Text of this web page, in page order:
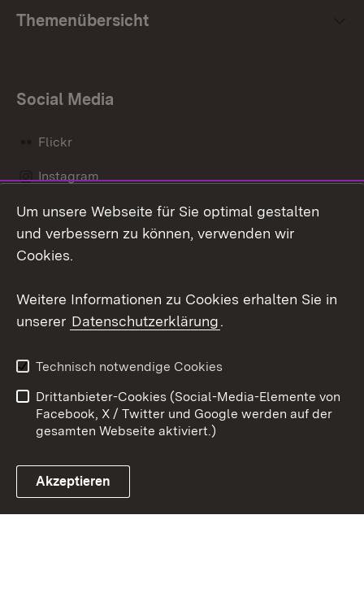
Themenübersicht
Social Media
Flickr
Instagram
Social Wall
Link zum Landesportal
Barrierefreiheit
Benutzungshinweise
Impressum
Cookies
Um unsere Webseite für Sie optimal gestalten
und verbessern zu können, verwenden wir
Cookies.
Weitere Informationen zu Cookies erhalten Sie in
unserer Datenschutzerklärung.
Technisch notwendige Cookies
Drittanbieter-Cookies (Social-Media-Elemente von
Facebook, X / Twitter und Google werden auf der
gesamten Webseite aktiviert.)
Akzeptieren